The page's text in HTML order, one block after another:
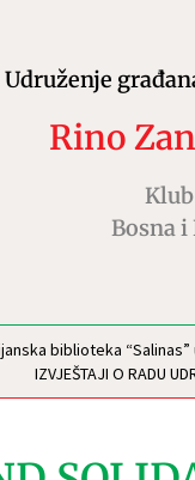
Udruženje
Rino
Bosna
biblioteka “Salinas”
IZVJEŠTAJI O RADU